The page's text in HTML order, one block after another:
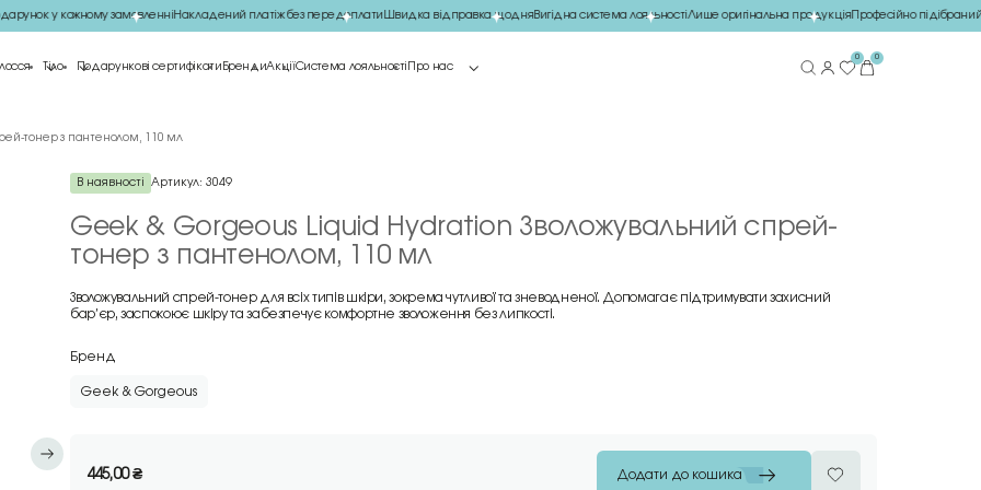
у кожному замовленніНакладений платіж без передоплатиШвидка відправка щодняВигідна система лояльностіЛише оригінальна продукціяПрофесійно підібраний
Тіло Подарункові сертифікати БрендиАкціїСистема лояльності Про нас
0 0
тонер з пантенолом, 110 мл
В наявності Артикул: 3049
Geek & Gorgeous Liquid Hydration Зволожувальний спрей-
тонер з пантенолом, 110 мл
Зволожувальний спрей-тонер для всіх типів шкіри, зокрема чутливої та зневодненої. Допомагає підтримувати захисний
бар’єр, заспокоює шкіру та забезпечує комфортне зволоження без липкості.
Бренд
Geek & Gorgeous
445,00₴ Додати до кошика